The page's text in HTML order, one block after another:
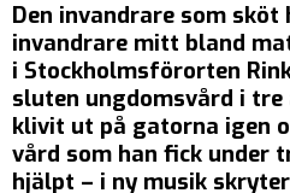
Den invandrare som sköt
invandrare mitt bland
i Stockholmsförorten
sluten ungdomsvård i tre
klivit ut på gatorna igen
vård som han fick under
hjälpt – i ny musik